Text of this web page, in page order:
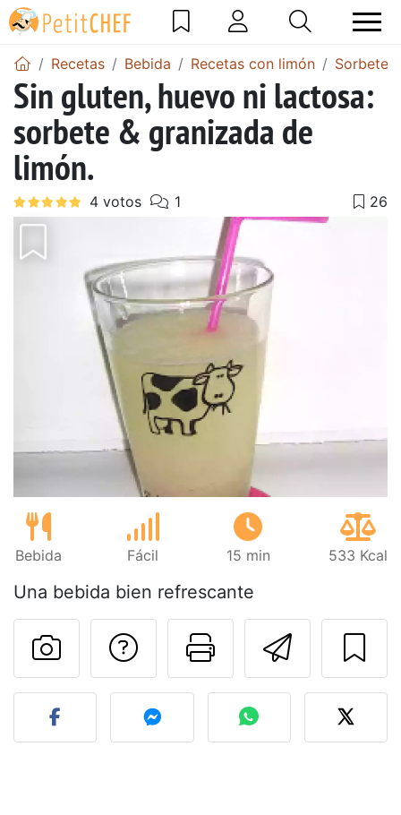
Recetas Bebida Recetas con limón Sorbete
Sin gluten, huevo ni lactosa:
sorbete & granizada de
limón.
Bebida Fácil 15 min 533 Kcal
Una bebida bien refrescante
Imprimir
Preguntar al autor
Publicar la foto de esta